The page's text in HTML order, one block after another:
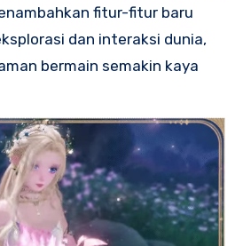
fitur-fitur baru
dan interaksi dunia,
bermain semakin kaya